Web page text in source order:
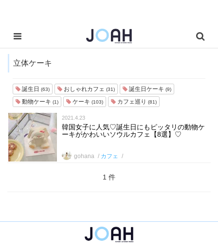
立体ケーキ
誕生日 (63) おしゃれカフェ (31) 誕生日ケーキ (9)
動物ケーキ (1) ケーキ (103) カフェ巡り (81)
2021.4.23
韓国女子に人気♡誕生日にもピッタリの動物ケ
ーキがかわいいソウルカフェ【8選】♡
gohana カフェ
1 件